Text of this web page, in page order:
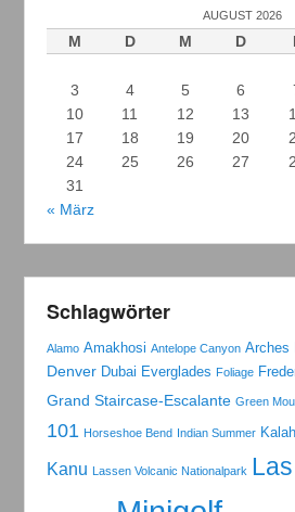
AUGUST 2026
M D M D
3
4 5 6
10
11 12 13
17
18 19 20
24
25 26 27
31
« März
Schlagwörter
Alamo Amakhosi Antelope Canyon Arches
Denver Dubai Everglades Foliage
Grand Staircase-Escalante Green
101 Horseshoe Bend Indian Summer
Kanu Lassen Volcanic Nationalpark